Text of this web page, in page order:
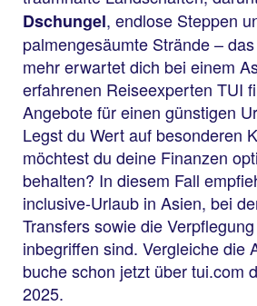
Dschungel, endlose Steppen
palmengesäumte Strände –
mehr erwartet dich bei einem
erfahrenen Reiseexperten TUI
Angebote für einen günstigen
Legst du Wert auf besonderen
möchtest du deine Finanzen
behalten? In diesem Fall
inclusive-Urlaub in Asien, bei
Transfers sowie die
inbegriffen sind. Vergleiche die
buche schon jetzt über tui.com
2025.